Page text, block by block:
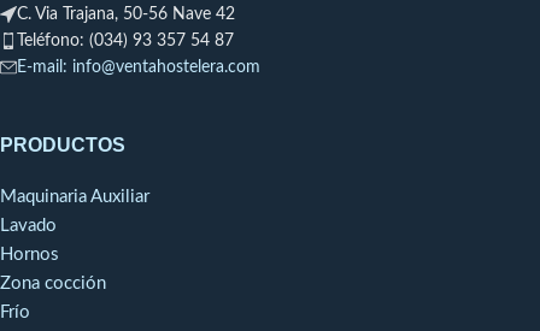
con revestimiento para
asegurar una higiene perfecta.
Afilado especialmente
gran rendimiento.Pie y cuchilla
dispositivo exclusivo patentado
por Robot-Coupe, para una
limpieza fácil, una higiene
perfecta y un mantenimiento
C. Via Trajana, 50-56 Nave 42
Teléfono: (034) 93 357 54 87
E-mail: info@ventahostelera.com
PRODUCTOS
Maquinaria Auxiliar
Lavado
Hornos
Zona cocción
Frío